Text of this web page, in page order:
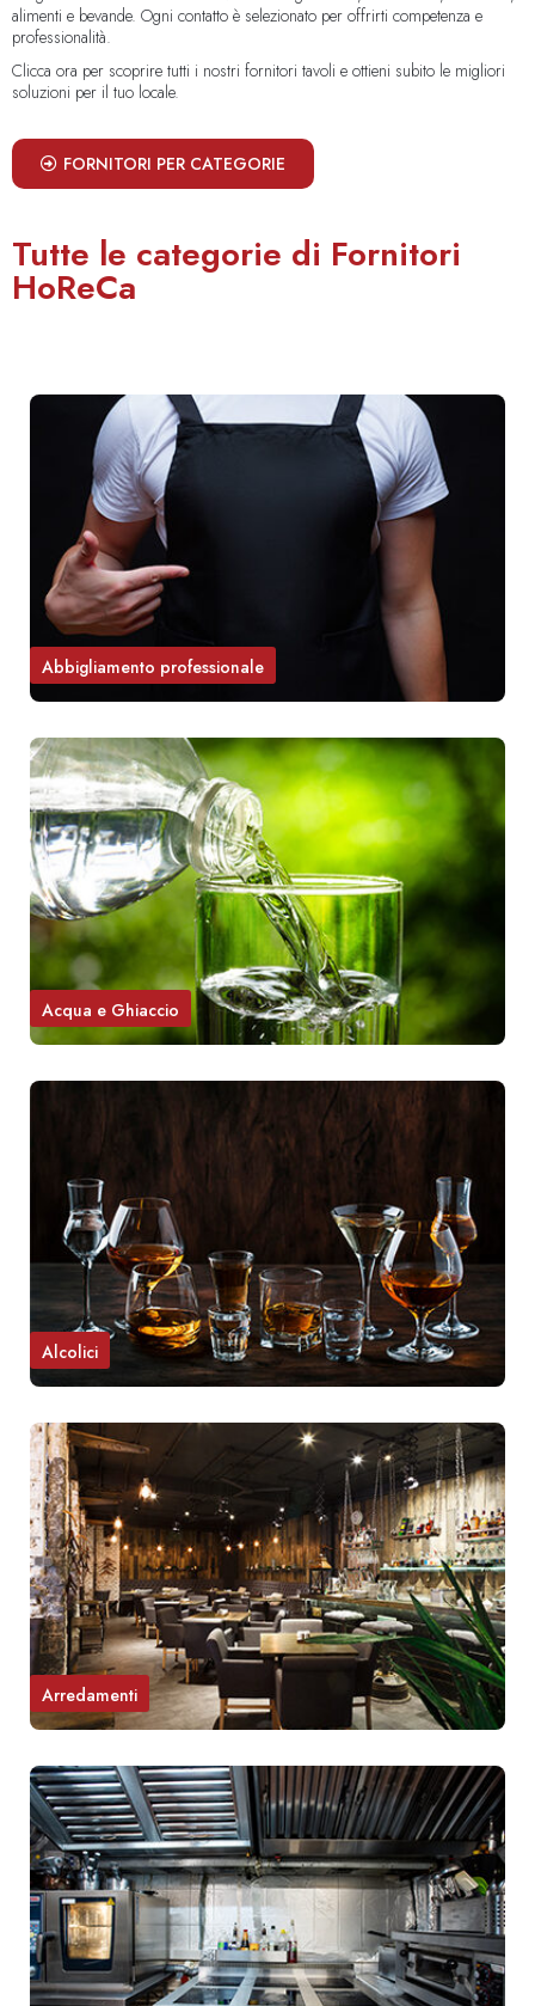
alimenti e bevande. Ogni contatto è selezionato per offrirti competenza e
professionalità.
Clicca ora per scoprire tutti i nostri fornitori tavoli e ottieni subito le migliori
soluzioni per il tuo locale.
FORNITORI PER CATEGORIE
Tutte le categorie di Fornitori
HoReCa
Abbigliamento professionale
Acqua e Ghiaccio
Alcolici
Arredamenti